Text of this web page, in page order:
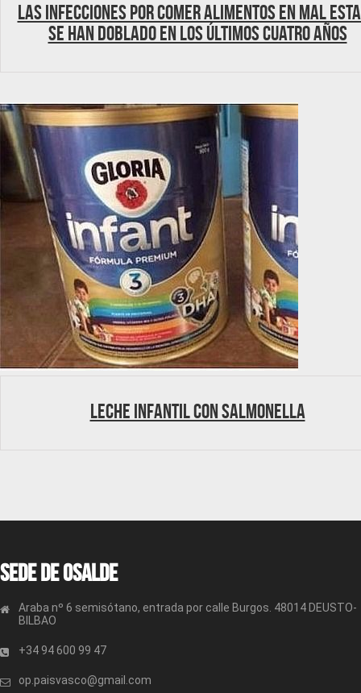
Las infecciones por comer alimentos en mal
se han doblado en los últimos cuatro años
Leche infantil con Salmonella
Sede de OSALDE
Araba nº 6 semisótano, entrada por calle Burgos. 48014 DEUSTO-
BILBAO
+34 94 600 99 47
op.paisvasco@gmail.com